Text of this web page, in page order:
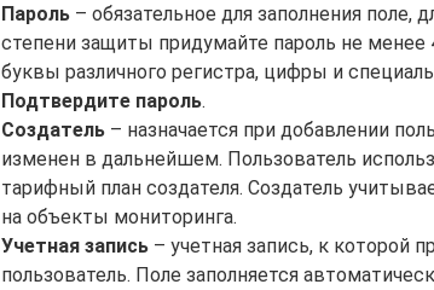
Пароль – обязательное для заполнения поле,
степени защиты придумайте пароль не менее
буквы различного регистра, цифры и
Подтвердите пароль.
Создатель – назначается при добавлении
изменен в дальнейшем. Пользователь
тарифный план создателя. Создатель
на объекты мониторинга.
Учетная запись – учетная запись, к которой
пользователь. Поле заполняется